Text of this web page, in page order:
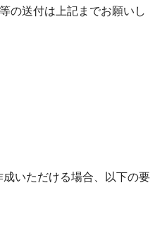
の送付は上記までお願いし
いただける場合、以下の要